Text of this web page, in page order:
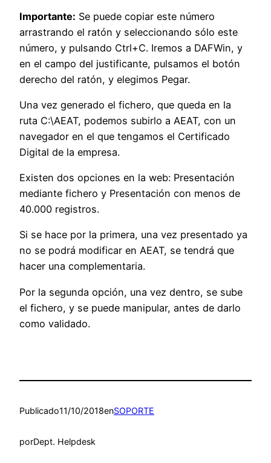
Importante: Se puede copiar este número
arrastrando el ratón y seleccionando sólo este
número, y pulsando Ctrl+C. Iremos a DAFWin, y
en el campo del justificante, pulsamos el botón
derecho del ratón, y elegimos Pegar.
Una vez generado el fichero, que queda en la
ruta C:\AEAT, podemos subirlo a AEAT, con un
navegador en el que tengamos el Certificado
Digital de la empresa.
Existen dos opciones en la web: Presentación
mediante fichero y Presentación con menos de
40.000 registros.
Si se hace por la primera, una vez presentado ya
no se podrá modificar en AEAT, se tendrá que
hacer una complementaria.
Por la segunda opción, una vez dentro, se sube
el fichero, y se puede manipular, antes de darlo
como validado.
Publicado11/10/2018enSOPORTE
porDept. Helpdesk